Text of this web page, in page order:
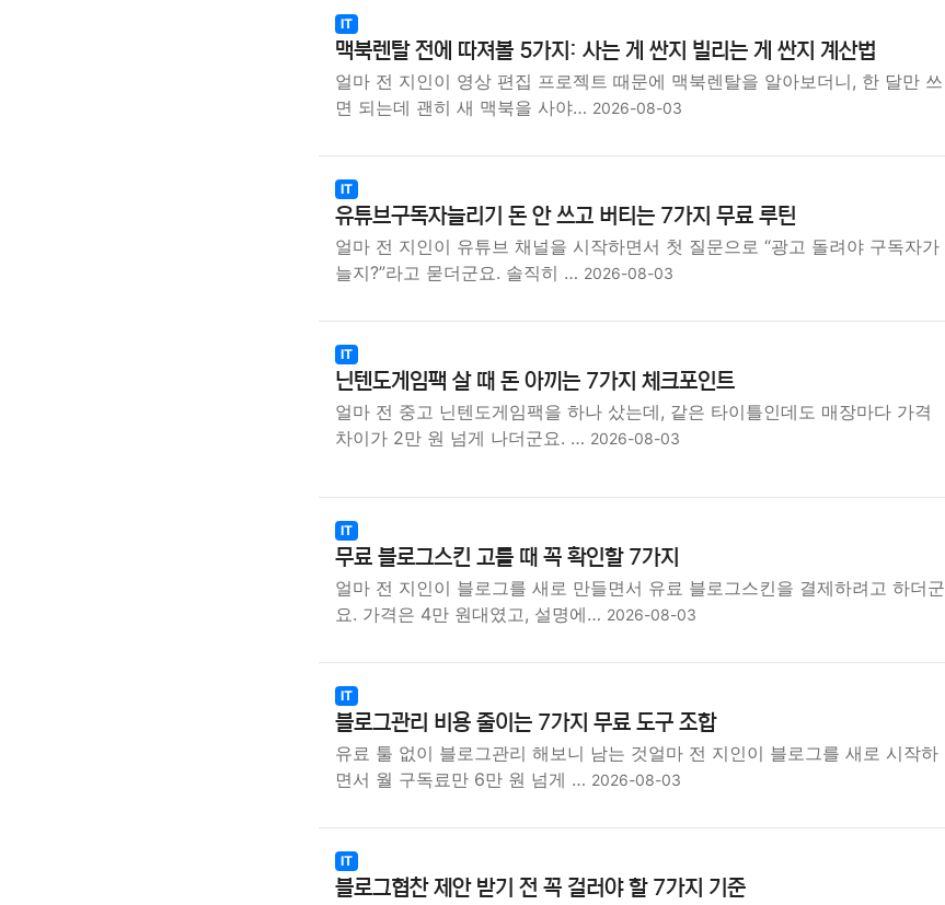
IT
맥북렌탈 전에 따져볼 5가지: 사는 게 싼지 빌리는 게 싼지 계산법
얼마 전 지인이 영상 편집 프로젝트 때문에 맥북렌탈을 알아보더니, 한 달만 쓰
면 되는데 괜히 새 맥북을 사야… 2026-08-03
IT
유튜브구독자늘리기 돈 안 쓰고 버티는 7가지 무료 루틴
얼마 전 지인이 유튜브 채널을 시작하면서 첫 질문으로 “광고 돌려야 구독자가
늘지?”라고 묻더군요. 솔직히 … 2026-08-03
IT
닌텐도게임팩 살 때 돈 아끼는 7가지 체크포인트
얼마 전 중고 닌텐도게임팩을 하나 샀는데, 같은 타이틀인데도 매장마다 가격
차이가 2만 원 넘게 나더군요. … 2026-08-03
IT
무료 블로그스킨 고를 때 꼭 확인할 7가지
얼마 전 지인이 블로그를 새로 만들면서 유료 블로그스킨을 결제하려고 하더군
요. 가격은 4만 원대였고, 설명에… 2026-08-03
IT
블로그관리 비용 줄이는 7가지 무료 도구 조합
유료 툴 없이 블로그관리 해보니 남는 것얼마 전 지인이 블로그를 새로 시작하
면서 월 구독료만 6만 원 넘게 … 2026-08-03
IT
블로그협찬 제안 받기 전 꼭 걸러야 할 7가지 기준